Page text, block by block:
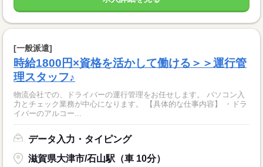
[一般派遣]
時給1800円×資格を活かして働ける＞＞運行管
理スタッフ♪
物流会社での、ドライバーの運行管理をお任せします。 パソコン入
力とチェック業務が中心になります。 【具体的な仕事内容】 ・ドラ
イバーのアルコー...
データ入力・タイピング
滋賀県大津市/石山駅（車 10分）